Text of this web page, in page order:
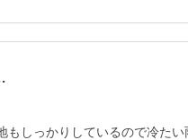
しっかりしているので冷た